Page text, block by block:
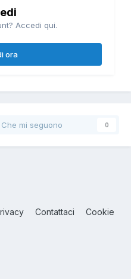
Accedi qui.
ora
Che mi seguono 0
Contattaci Cookie